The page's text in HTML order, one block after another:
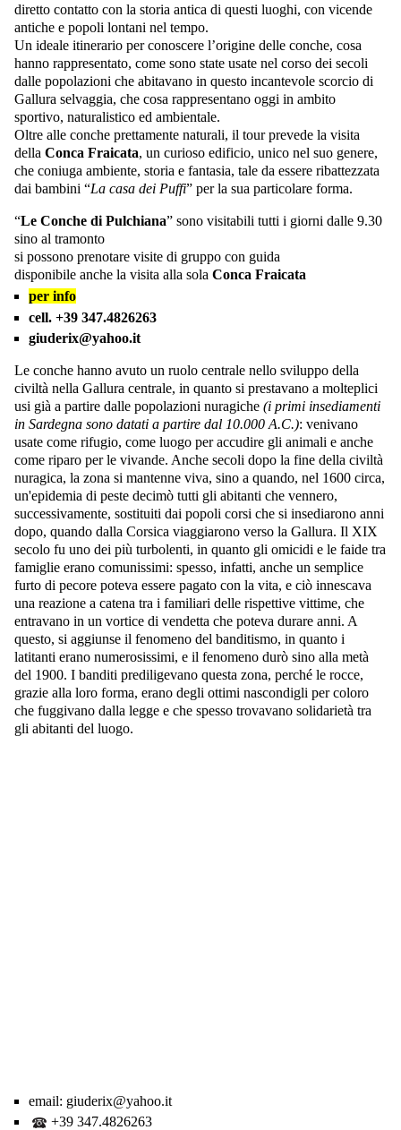
diretto contatto con la storia antica di questi luoghi, con vicende
antiche e popoli lontani nel tempo.
Un ideale itinerario per conoscere l’origine delle conche, cosa
hanno rappresentato, come sono state usate nel corso dei secoli
dalle popolazioni che abitavano in questo incantevole scorcio di
Gallura selvaggia, che cosa rappresentano oggi in ambito
sportivo, naturalistico ed ambientale.
Oltre alle conche prettamente naturali, il tour prevede la visita
della Conca Fraicata, un curioso edificio, unico nel suo genere,
che coniuga ambiente, storia e fantasia, tale da essere ribattezzata
dai bambini “La casa dei Puffi” per la sua particolare forma.
“Le Conche di Pulchiana” sono visitabili tutti i giorni dalle 9.30
sino al tramonto
si possono prenotare visite di gruppo con guida
disponibile anche la visita alla sola Conca Fraicata
per info
cell. +39 347.4826263
giuderix@yahoo.it
Le conche hanno avuto un ruolo centrale nello sviluppo della
civiltà nella Gallura centrale, in quanto si prestavano a molteplici
usi già a partire dalle popolazioni nuragiche (i primi insediamenti
in Sardegna sono datati a partire dal 10.000 A.C.): venivano
usate come rifugio, come luogo per accudire gli animali e anche
come riparo per le vivande. Anche secoli dopo la fine della civiltà
nuragica, la zona si mantenne viva, sino a quando, nel 1600 circa,
un'epidemia di peste decimò tutti gli abitanti che vennero,
successivamente, sostituiti dai popoli corsi che si insediarono anni
dopo, quando dalla Corsica viaggiarono verso la Gallura. Il XIX
secolo fu uno dei più turbolenti, in quanto gli omicidi e le faide tra
famiglie erano comunissimi: spesso, infatti, anche un semplice
furto di pecore poteva essere pagato con la vita, e ciò innescava
una reazione a catena tra i familiari delle rispettive vittime, che
entravano in un vortice di vendetta che poteva durare anni. A
questo, si aggiunse il fenomeno del banditismo, in quanto i
latitanti erano numerosissimi, e il fenomeno durò sino alla metà
del 1900. I banditi prediligevano questa zona, perché le rocce,
grazie alla loro forma, erano degli ottimi nascondigli per coloro
che fuggivano dalla legge e che spesso trovavano solidarietà tra
gli abitanti del luogo.
email: giuderix@yahoo.it
+39 347.4826263